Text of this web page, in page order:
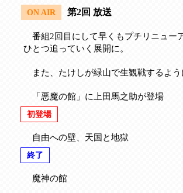
ON AIR 第2回 放送
番組2回目にして早くもプチリニュー
ひとつ追っていく展開に。
また、たけしが緑山で生観戦するよう
「悪魔の館」に上田馬之助が登場
初登場
自由への壁、天国と地獄
終了
魔神の館